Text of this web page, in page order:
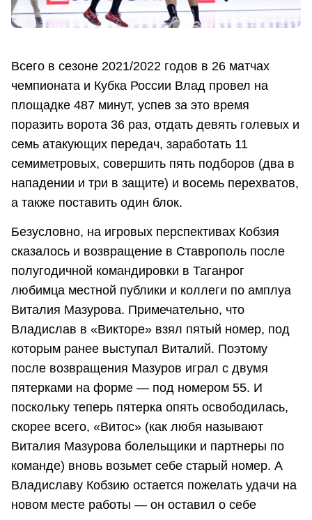
Всего в сезоне 2021/2022 годов в 26 матчах
чемпионата и Кубка России Влад провел на
площадке 487 минут, успев за это время
поразить ворота 36 раз, отдать девять голевых и
семь атакующих передач, заработать 11
семиметровых, совершить пять подборов (два в
нападении и три в защите) и восемь перехватов,
а также поставить один блок.
Безусловно, на игровых перспективах Кобзия
сказалось и возвращение в Ставрополь после
полугодичной командировки в Таганрог
любимца местной публики и коллеги по амплуа
Виталия Мазурова. Примечательно, что
Владислав в «Викторе» взял пятый номер, под
которым ранее выступал Виталий. Поэтому
после возвращения Мазуров играл с двумя
пятерками на форме — под номером 55. И
поскольку теперь пятерка опять освободилась,
скорее всего, «Витос» (как любя называют
Виталия Мазурова болельщики и партнеры по
команде) вновь возьмет себе старый номер. А
Владиславу Кобзию остается пожелать удачи на
новом месте работы — он оставил о себе